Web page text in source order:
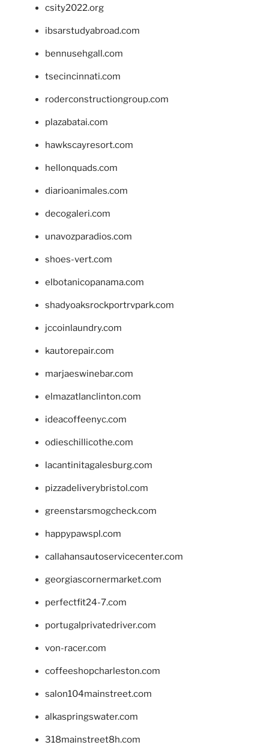
csity2022.org
ibsarstudyabroad.com
bennusehgall.com
tsecincinnati.com
roderconstructiongroup.com
plazabatai.com
hawkscayresort.com
hellonquads.com
diarioanimales.com
decogaleri.com
unavozparadios.com
shoes-vert.com
elbotanicopanama.com
shadyoaksrockportrvpark.com
jccoinlaundry.com
kautorepair.com
marjaeswinebar.com
elmazatlanclinton.com
ideacoffeenyc.com
odieschillicothe.com
lacantinitagalesburg.com
pizzadeliverybristol.com
greenstarsmogcheck.com
happypawspl.com
callahansautoservicecenter.com
georgiascornermarket.com
perfectfit24-7.com
portugalprivatedriver.com
von-racer.com
coffeeshopcharleston.com
salon104mainstreet.com
alkaspringswater.com
318mainstreet8h.com